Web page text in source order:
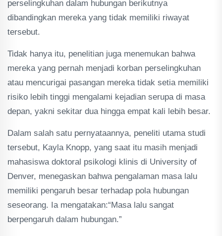
perselingkuhan dalam hubungan berikutnya
dibandingkan mereka yang tidak memiliki riwayat
tersebut.
Tidak hanya itu, penelitian juga menemukan bahwa
mereka yang pernah menjadi korban perselingkuhan
atau mencurigai pasangan mereka tidak setia memiliki
risiko lebih tinggi mengalami kejadian serupa di masa
depan, yakni sekitar dua hingga empat kali lebih besar.
Dalam salah satu pernyataannya, peneliti utama studi
tersebut, Kayla Knopp, yang saat itu masih menjadi
mahasiswa doktoral psikologi klinis di University of
Denver, menegaskan bahwa pengalaman masa lalu
memiliki pengaruh besar terhadap pola hubungan
seseorang. Ia mengatakan:“Masa lalu sangat
berpengaruh dalam hubungan.”